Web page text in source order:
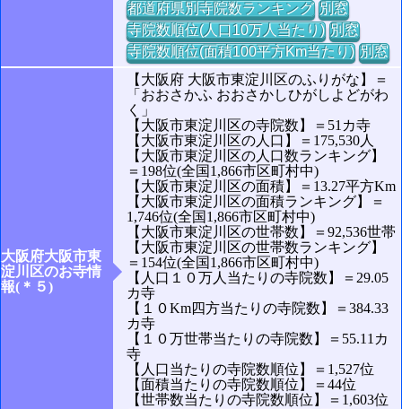
都道府県別寺院数ランキング 別窓
寺院数順位(人口10万人当たり) 別窓
寺院数順位(面積100平方Km当たり) 別窓
大阪府大阪市東
淀川区のお寺情
報(＊５)
【大阪府 大阪市東淀川区のふりがな】＝
「おおさかふ おおさかしひがしよどがわ
く」
【大阪市東淀川区の寺院数】＝51カ寺
【大阪市東淀川区の人口】＝175,530人
【大阪市東淀川区の人口数ランキング】
＝198位(全国1,866市区町村中)
【大阪市東淀川区の面積】＝13.27平方Km
【大阪市東淀川区の面積ランキング】＝
1,746位(全国1,866市区町村中)
【大阪市東淀川区の世帯数】＝92,536世帯
【大阪市東淀川区の世帯数ランキング】
＝154位(全国1,866市区町村中)
【人口１０万人当たりの寺院数】＝29.05
カ寺
【１０Km四方当たりの寺院数】＝384.33
カ寺
【１０万世帯当たりの寺院数】＝55.11カ
寺
【人口当たりの寺院数順位】＝1,527位
【面積当たりの寺院数順位】＝44位
【世帯数当たりの寺院数順位】＝1,603位